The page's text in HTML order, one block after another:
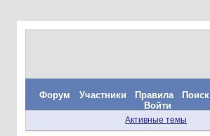
Форум Участники Правила Поиск
Войти
Активные темы